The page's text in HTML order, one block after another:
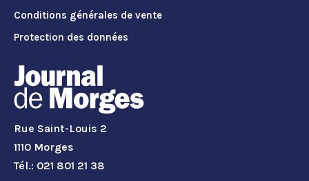
Conditions générales de vente
Protection des données
Rue Saint-Louis 2
1110 Morges
Tél.: 021 801 21 38